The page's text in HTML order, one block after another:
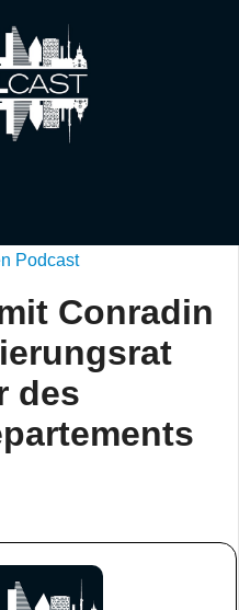
Podcast
Conradin
des